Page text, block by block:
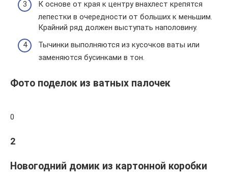
К основе от края к центру внахлест крепятся
лепестки в очередности от больших к меньшим.
Крайний ряд должен выступать наполовину.
Тычинки выполняются из кусочков ваты или
заменяются бусинками в тон.
Фото поделок из ватных палочек
0
2
Новогодний домик из картонной коробки